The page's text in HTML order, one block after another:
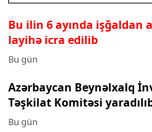
Bu ilin 6 ayında işğaldan
layihə icra edilib
Bu gün
Azərbaycan Beynəlxalq
Təşkilat Komitəsi
Bu gün